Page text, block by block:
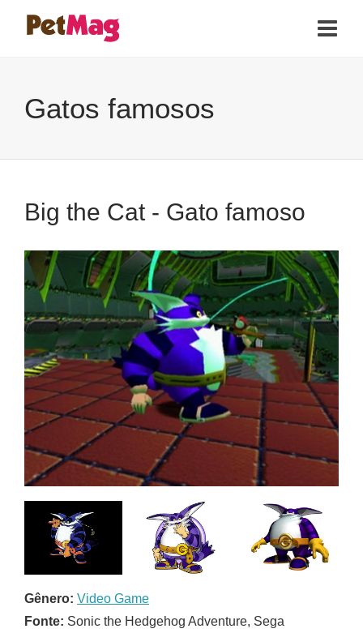
Gatos famosos
Big the Cat - Gato famoso
Gênero: Video Game
Fonte: Sonic the Hedgehog Adventure, Sega